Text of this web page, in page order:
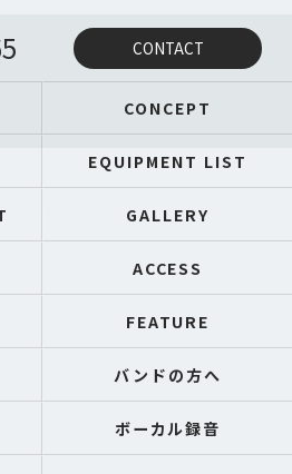
CONTACT
CONCEPT
EQUIPMENT LIST
GALLERY
ACCESS
FEATURE
バンドの方へ
ボーカル録音